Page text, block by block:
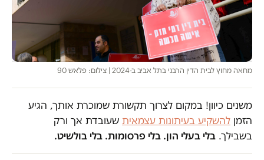
מחאה מחוץ לבית הדין הרבני בתל אביב ב-2024 | צילום: פלאש 90
משנים כיוון! במקום לצרוך תקשורת שמוכרת אותך, הגיע
הזמן להשקיע בעיתונות עצמאית שעובדת אך ורק
בשבילך. בלי בעלי הון. בלי פרסומות. בלי בולשיט.